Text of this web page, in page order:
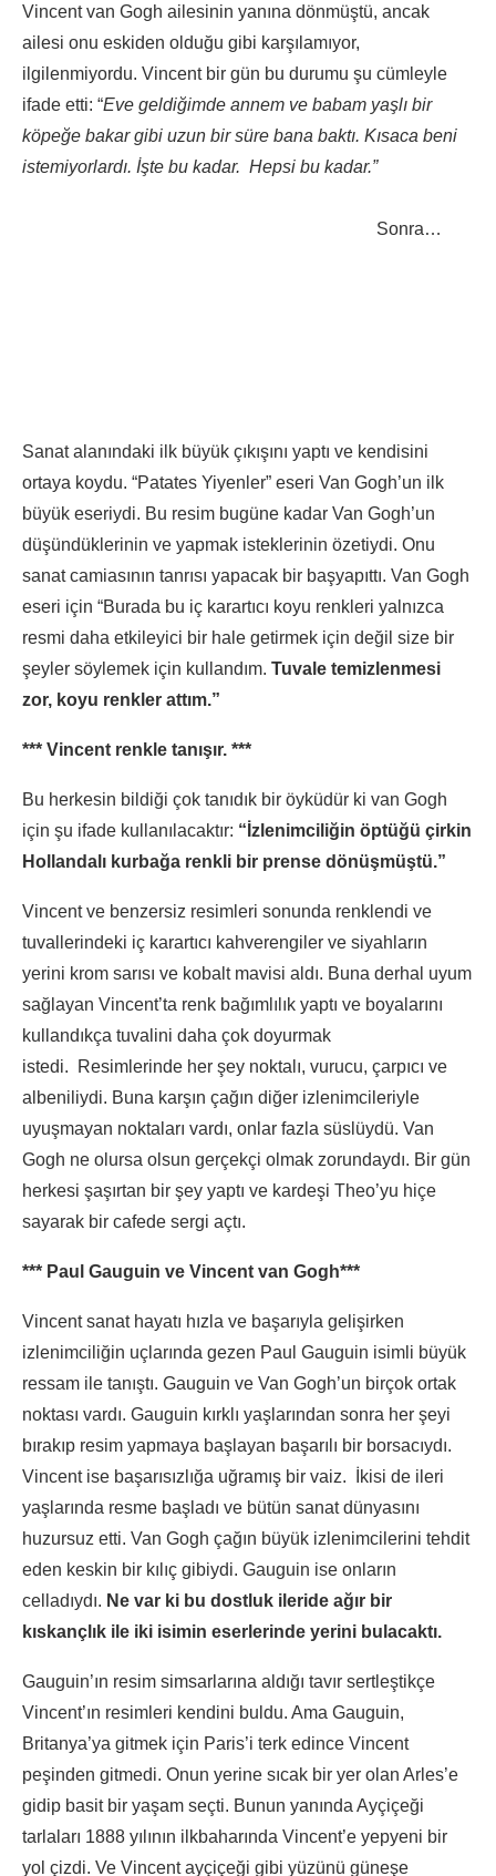
Vincent van Gogh ailesinin yanına dönmüştü, ancak
ailesi onu eskiden olduğu gibi karşılamıyor,
ilgilenmiyordu. Vincent bir gün bu durumu şu cümleyle
ifade etti: “Eve geldiğimde annem ve babam yaşlı bir
köpeğe bakar gibi uzun bir süre bana baktı. Kısaca beni
istemiyorlardı. İşte bu kadar. Hepsi bu kadar.”
Sonra…
Sanat alanındaki ilk büyük çıkışını yaptı ve kendisini
ortaya koydu. “Patates Yiyenler” eseri Van Gogh’un ilk
büyük eseriydi. Bu resim bugüne kadar Van Gogh’un
düşündüklerinin ve yapmak isteklerinin özetiydi. Onu
sanat camiasının tanrısı yapacak bir başyapıttı. Van Gogh
eseri için “Burada bu iç karartıcı koyu renkleri yalnızca
resmi daha etkileyici bir hale getirmek için değil size bir
şeyler söylemek için kullandım. Tuvale temizlenmesi
zor, koyu renkler attım.”
*** Vincent renkle tanışır. ***
Bu herkesin bildiği çok tanıdık bir öyküdür ki van Gogh
için şu ifade kullanılacaktır: “İzlenimciliğin öptüğü çirkin
Hollandalı kurbağa renkli bir prense dönüşmüştü.”
Vincent ve benzersiz resimleri sonunda renklendi ve
tuvallerindeki iç karartıcı kahverengiler ve siyahların
yerini krom sarısı ve kobalt mavisi aldı. Buna derhal uyum
sağlayan Vincent’ta renk bağımlılık yaptı ve boyalarını
kullandıkça tuvalini daha çok doyurmak
istedi. Resimlerinde her şey noktalı, vurucu, çarpıcı ve
albeniliydi. Buna karşın çağın diğer izlenimcileriyle
uyuşmayan noktaları vardı, onlar fazla süslüydü. Van
Gogh ne olursa olsun gerçekçi olmak zorundaydı. Bir gün
herkesi şaşırtan bir şey yaptı ve kardeşi Theo’yu hiçe
sayarak bir cafede sergi açtı.
*** Paul Gauguin ve Vincent van Gogh***
Vincent sanat hayatı hızla ve başarıyla gelişirken
izlenimciliğin uçlarında gezen Paul Gauguin isimli büyük
ressam ile tanıştı. Gauguin ve Van Gogh’un birçok ortak
noktası vardı. Gauguin kırklı yaşlarından sonra her şeyi
bırakıp resim yapmaya başlayan başarılı bir borsacıydı.
Vincent ise başarısızlığa uğramış bir vaiz. İkisi de ileri
yaşlarında resme başladı ve bütün sanat dünyasını
huzursuz etti. Van Gogh çağın büyük izlenimcilerini tehdit
eden keskin bir kılıç gibiydi. Gauguin ise onların
celladıydı. Ne var ki bu dostluk ileride ağır bir
kıskançlık ile iki isimin eserlerinde yerini bulacaktı.
Gauguin’ın resim simsarlarına aldığı tavır sertleştikçe
Vincent’ın resimleri kendini buldu. Ama Gauguin,
Britanya’ya gitmek için Paris’i terk edince Vincent
peşinden gitmedi. Onun yerine sıcak bir yer olan Arles’e
gidip basit bir yaşam seçti. Bunun yanında Ayçiçeği
tarlaları 1888 yılının ilkbaharında Vincent’e yepyeni bir
yol çizdi. Ve Vincent ayçiçeği gibi yüzünü güneşe